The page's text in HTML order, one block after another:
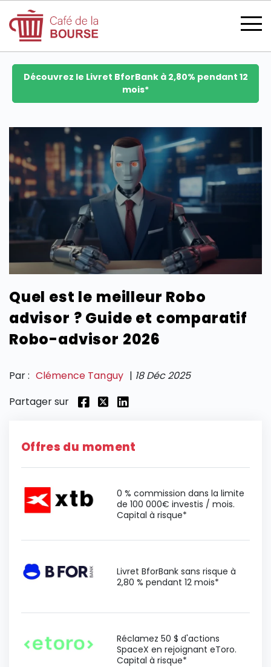
se connecter
devenir membre
CATÉGORIES
SECTIONS
Découvrez le Livret BforBank à 2,80% pendant 12
mois*
Quel est le meilleur Robo
advisor ? Guide et comparatif
Robo-advisor 2026
Par : Clémence Tanguy | 18 Déc 2025
Partager sur
Offres du moment
0 % commission dans la limite
de 100 000€ investis / mois.
Capital à risque*
Livret BforBank sans risque à
2,80 % pendant 12 mois*
Réclamez 50 $ d'actions
SpaceX en rejoignant eToro.
Capital à risque*